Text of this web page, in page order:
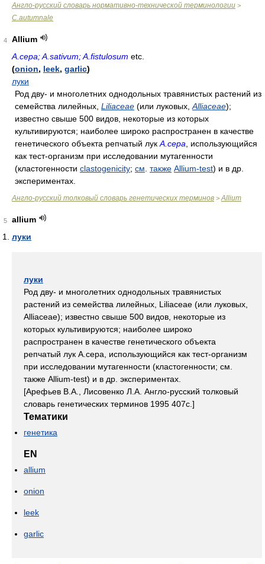
Англо-русский словарь нормативно-технической терминологии >
C.autumnale
4
Allium
A.cepa; A.sativum; A.fistulosum etc.
(onion, leek, garlic)
луки
Род дву- и многолетних однодольных травянистых растений из
семейства лилейных, Liliaceae (или луковых, Alliaceae);
известно свыше 500 видов, некоторые из которых
культивируются; наиболее широко распространен в качестве
генетического объекта репчатый лук A.cepa , использующийся
как тест-организм при исследовании мутагенности
(кластогенности clastogenicity; см также Allium-test) и в др.
экспериментах.
Англо-русский толковый словарь генетических терминов > Allium
5
allium
луки
луки
Род дву- и многолетних однодольных травянистых
растений из семейства лилейных, Liliaceae (или луковых,
Alliaceae); известно свыше 500 видов, некоторые из
которых культивируются; наиболее широко
распространен в качестве генетического объекта
репчатый лук A.cepa, использующийся как тест-организм
при исследовании мутагенности (кластогенности; см.
также Allium-test) и в др. экспериментах.
[Арефьев В.А., Лисовенко Л.А. Англо-русский толковый
словарь генетических терминов 1995 407с.]
Тематики
генетика
EN
allium
onion
leek
garlic